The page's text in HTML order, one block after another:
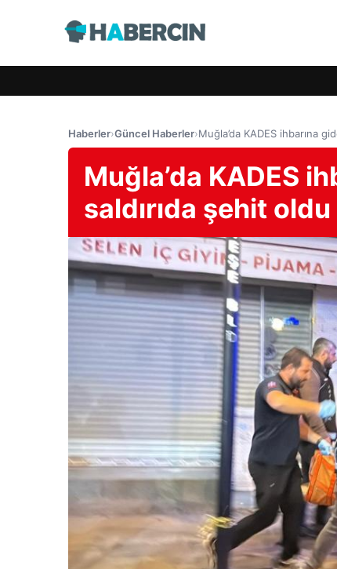
Haberler›Güncel Haberler›Muğla’da KADES ihbarına
Muğla’da KADES
saldırıda şehit oldu